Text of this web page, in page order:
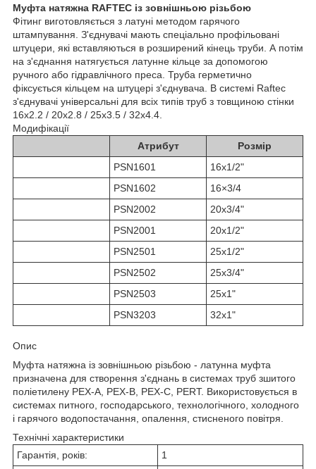
Муфта натяжна RAFTEC із зовнішньою різьбою
Фітинг виготовляється з латуні методом гарячого
штампування. З'єднувачі мають спеціально профільовані
штуцери, які вставляються в розширений кінець труби. А потім
на з'єднання натягується латунне кільце за допомогою
ручного або гідравлічного преса. Труба герметично
фіксується кільцем на штуцері з'єднувача. В системі Raftec
з'єднувачі універсальні для всіх типів труб з товщиною стінки
16х2.2 / 20х2.8 / 25х3.5 / 32х4.4.
Модифікації
Атрибут
Розмір
PSN1601
16x1/2"
PSN1602
16×3/4
PSN2002
20x3/4"
PSN2001
20x1/2"
PSN2501
25x1/2"
PSN2502
25x3/4"
PSN2503
25x1"
PSN3203
32x1"
Опис
Муфта натяжна із зовнішньою різьбою - латунна муфта
призначена для створення з'єднань в системах труб зшитого
поліетилену PEX-A, PEX-B, PEX-C, PERT. Використовується в
системах питного, господарського, технологічного, холодного
і гарячого водопостачання, опалення, стисненого повітря.
Технічні характеристики
Гарантія, років:
1